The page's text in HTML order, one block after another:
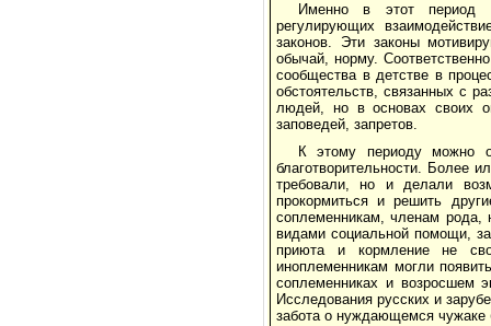
Именно в этот период
регулирующих
законов. Эти законы
обычай, норму.
сообщества в детстве в
обстоя­тельств, связанных с
людей, но в основах своих
заповедей, запретов.
К этому периоду можно
благотворительно­сти. Более
требовали, но и делали
прокормиться и решить
соплеменникам, членам
видами социальной помощи,
приюта и корм­ление не
иноплеменникам могли
соплеменниках и возросшем
Исследования русских и
забота о нуждающемся чужаке